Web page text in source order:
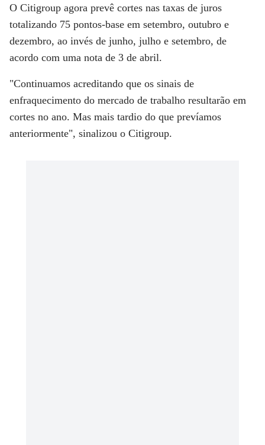
O Citigroup agora prevê cortes nas taxas de juros
totalizando 75 pontos-base em setembro, outubro e
dezembro, ao invés de junho, julho e setembro, de
acordo com uma nota de 3 de abril.
"Continuamos acreditando que os sinais de
enfraquecimento do mercado de trabalho resultarão em
cortes no ano. Mas mais tardio do que prevíamos
anteriormente", sinalizou o Citigroup.